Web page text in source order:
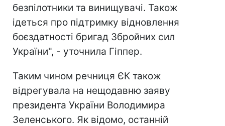
безпілотники та винищувачі. Також
ідеться про підтримку відновлення
боєздатності бригад Збройних сил
України", - уточнила Гіппер.
Таким чином речниця ЄК також
відрегувала на нещодавню заяву
президента України Володимира
Зеленського. Як відомо, останній